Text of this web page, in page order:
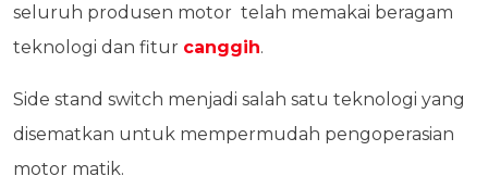
seluruh produsen motor telah memakai beragam
teknologi dan fitur canggih.
Side stand switch menjadi salah satu teknologi yang
disematkan untuk mempermudah pengoperasian
motor matik.